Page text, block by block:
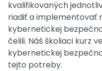
kvalifikovaných
riadiť a implementovať
kybernetickej
čelili. Náš školiaci kurz
kybernetickej
tejto potreby.